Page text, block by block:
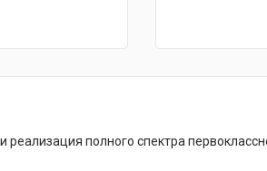
полного спектра